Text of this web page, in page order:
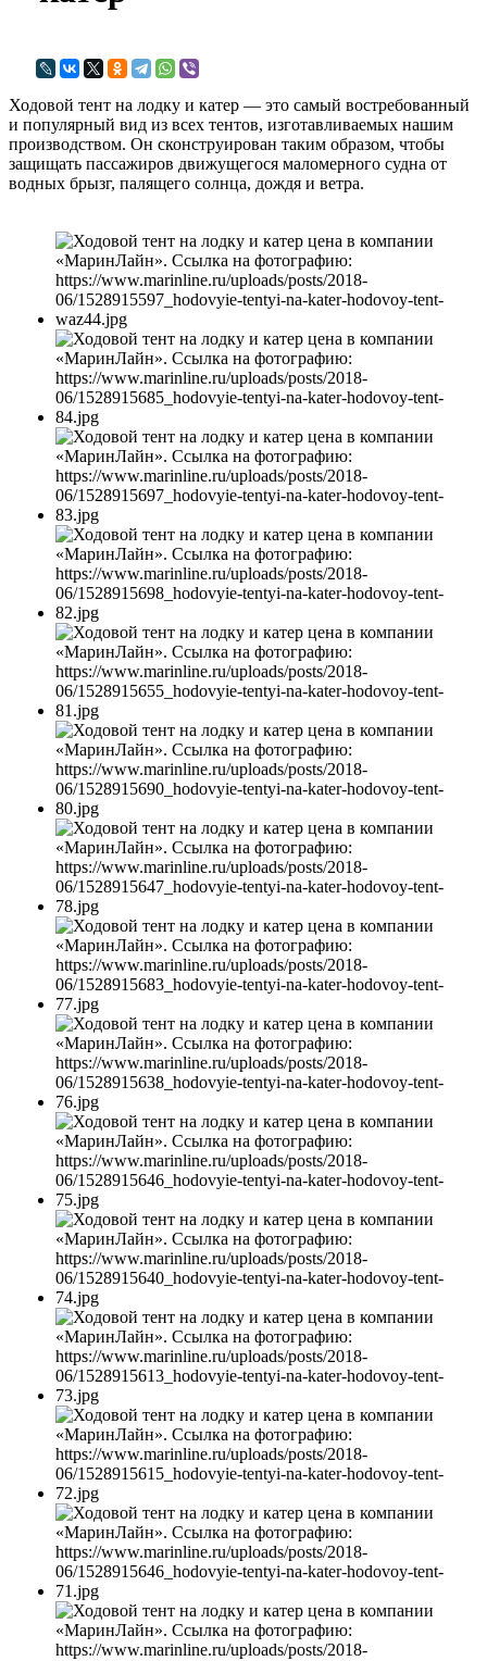
Ходовой тент на лодку и катер — это самый востребованный
и популярный вид из всех тентов, изготавливаемых нашим
производством. Он сконструирован таким образом, чтобы
защищать пассажиров движущегося маломерного судна от
водных брызг, палящего солнца, дождя и ветра.